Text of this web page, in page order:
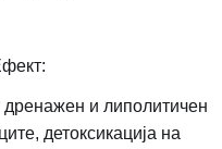
и липолитичен
детоксикација на